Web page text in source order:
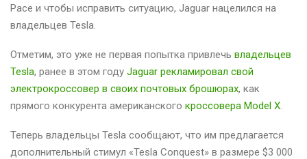
Pace и чтобы исправить ситуацию, Jaguar нацелился на
владельцев Tesla.
Отметим, это уже не первая попытка привлечь владельцев
Tesla, ранее в этом году Jaguar рекламировал свой
электрокроссовер в своих почтовых брошюрах, как
прямого конкурента американского кроссовера Model X.
Теперь владельцы Tesla сообщают, что им предлагается
дополнительный стимул «Tesla Conquest» в размере $3 000